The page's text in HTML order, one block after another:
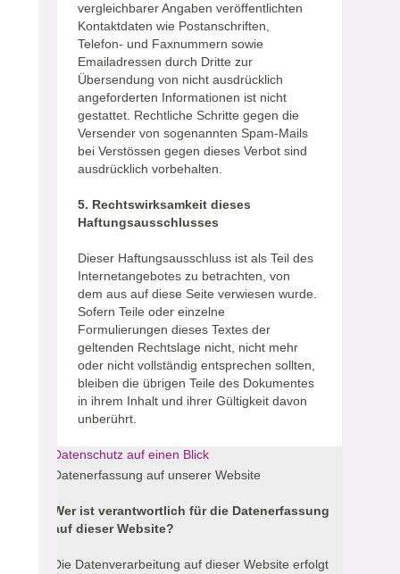
vergleichbarer Angaben veröffentlichten
Kontaktdaten wie Postanschriften,
Telefon- und Faxnummern sowie
Emailadressen durch Dritte zur
Übersendung von nicht ausdrücklich
angeforderten Informationen ist nicht
gestattet. Rechtliche Schritte gegen die
Versender von sogenannten Spam-Mails
bei Verstössen gegen dieses Verbot sind
ausdrücklich vorbehalten.
5. Rechtswirksamkeit dieses
Haftungsausschlusses
Dieser Haftungsausschluss ist als Teil des
Internetangebotes zu betrachten, von
dem aus auf diese Seite verwiesen wurde.
Sofern Teile oder einzelne
Formulierungen dieses Textes der
geltenden Rechtslage nicht, nicht mehr
oder nicht vollständig entsprechen sollten,
bleiben die übrigen Teile des Dokumentes
in ihrem Inhalt und ihrer Gültigkeit davon
unberührt.
Datenschutz auf einen Blick
Datenerfassung auf unserer Website
Wer ist verantwortlich für die Datenerfassung
auf dieser Website?
Die Datenverarbeitung auf dieser Website erfolgt